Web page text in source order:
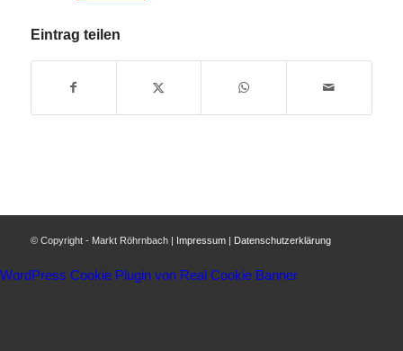
Eintrag teilen
© Copyright - Markt Röhrnbach | Impressum| Datenschutzerklärung
WordPress Cookie Plugin von Real Cookie Banner